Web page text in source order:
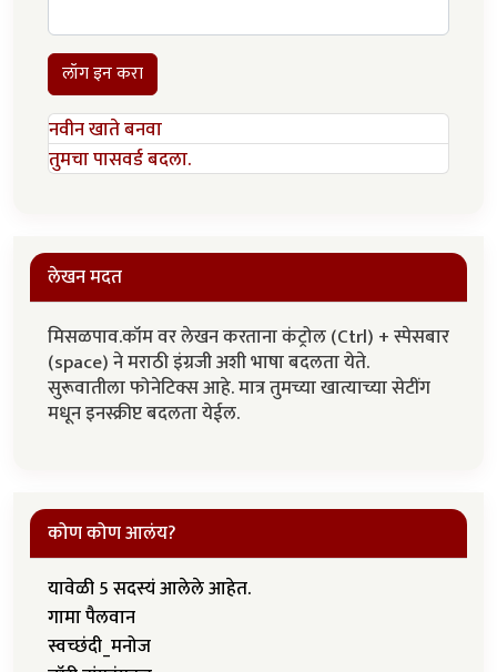
लॉग इन करा
नवीन खाते बनवा
तुमचा पासवर्ड बदला.
लेखन मदत
मिसळपाव.कॉम वर लेखन करताना कंट्रोल (Ctrl) + स्पेसबार
(space) ने मराठी इंग्रजी अशी भाषा बदलता येते.
सुरूवातीला फोनेटिक्स आहे. मात्र तुमच्या खात्याच्या सेटींग
मधून इनस्क्रीप्ट बदलता येईल.
कोण कोण आलंय?
यावेळी 5 सदस्यं आलेले आहेत.
गामा पैलवान
स्वच्छंदी_मनोज